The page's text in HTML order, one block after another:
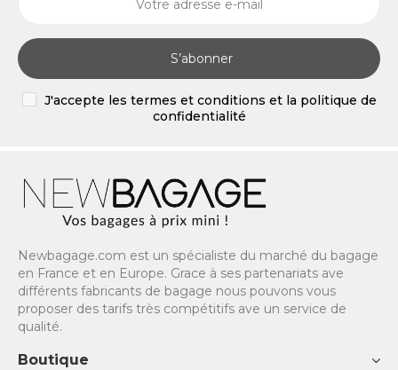
S’abonner
J'accepte les termes et conditions et la politique de
confidentialité
Newbagage.com est un spécialiste du marché du bagage
en France et en Europe. Grace à ses partenariats ave
différents fabricants de bagage nous pouvons vous
proposer des tarifs très compétitifs ave un service de
qualité.
Boutique